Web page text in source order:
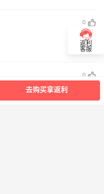
0
0
返利
客服
去购买拿返利